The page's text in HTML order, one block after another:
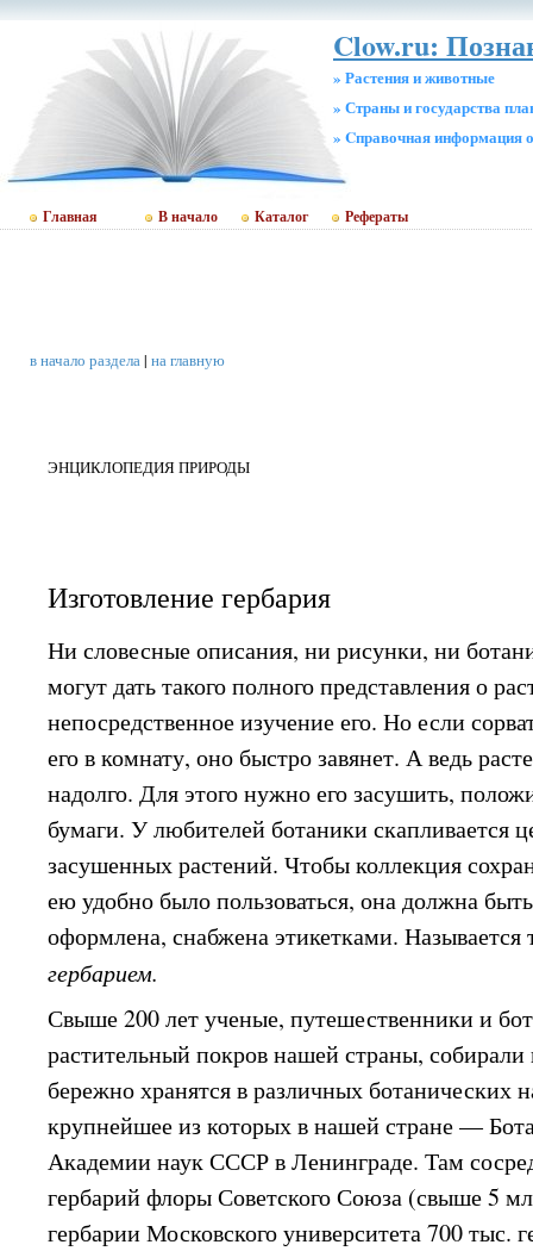
Clow.ru:
» Растения и животные
» Страны и государства
» Cправочная информация
Главная В начало Каталог Рефераты
в начало раздела| на главную
ЭНЦИКЛОПЕДИЯ ПРИРОДЫ
Изготовление гербария
Ни словесные описания, ни рисунки, ни
могут дать такого полного представления о
непосредственное изучение его. Но если
его в комнату, оно быстро завянет. А ведь
надолго. Для этого нужно его засушить,
бумаги. У любителей ботаники скапливается
засушенных растений. Чтобы коллекция
ею удобно было пользоваться, она должна
оформлена, снабжена этикетками. Называется
гербарием.
Свыше 200 лет ученые, путешественники и
растительный покров нашей страны,
бережно хранятся в различных ботанических
крупнейшее из которых в нашей стране —
Академии наук СССР в Ленинграде. Там
гербарий флоры Советского Союза (свыше 5
гербарии Московского университета 700 тыс.